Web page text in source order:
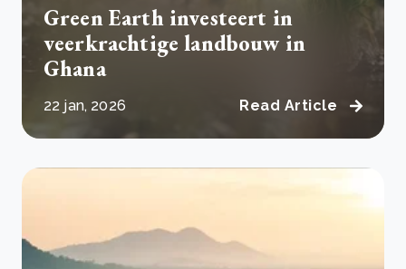
Green Earth investeert in
veerkrachtige landbouw in
Ghana
22 jan, 2026 Read Article